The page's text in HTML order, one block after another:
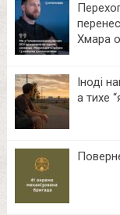
Хмара
Іноді
а тихе